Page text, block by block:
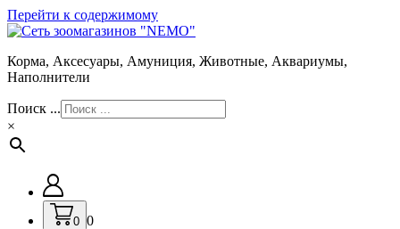
Перейти к содержимому
Корма, Аксесуары, Амуниция, Животные, Аквариумы,
Наполнители
Поиск ...
×
0 0